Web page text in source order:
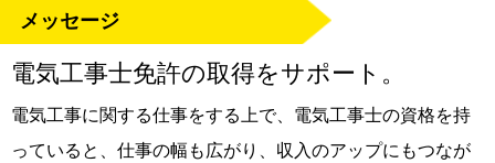
メッセージ
電気工事士免許の取得をサポート。
電気工事に関する仕事をする上で、電気工事士の資格を持
っていると、仕事の幅も広がり、収入のアップにもつなが